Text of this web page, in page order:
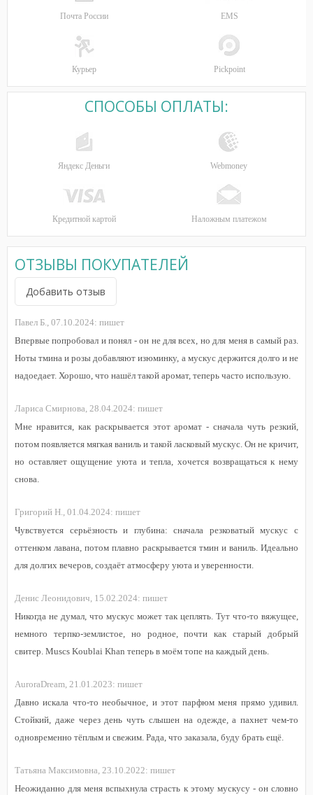
Почта России EMS
Курьер Pickpoint
СПОСОБЫ ОПЛАТЫ:
Яндекс Деньги Webmoney
Кредитной картой Наложным платежом
ОТЗЫВЫ ПОКУПАТЕЛЕЙ
Добавить отзыв
Павел Б., 07.10.2024: пишет
Впервые попробовал и понял - он не для всех, но для меня в самый раз.
Ноты тмина и розы добавляют изюминку, а мускус держится долго и не
надоедает. Хорошо, что нашёл такой аромат, теперь часто использую.
Лариса Смирнова, 28.04.2024: пишет
Мне нравится, как раскрывается этот аромат - сначала чуть резкий,
потом появляется мягкая ваниль и такой ласковый мускус. Он не кричит,
но оставляет ощущение уюта и тепла, хочется возвращаться к нему
снова.
Григорий Н., 01.04.2024: пишет
Чувствуется серьёзность и глубина: сначала резковатый мускус с
оттенком лавана, потом плавно раскрывается тмин и ваниль. Идеально
для долгих вечеров, создаёт атмосферу уюта и уверенности.
Денис Леонидович, 15.02.2024: пишет
Никогда не думал, что мускус может так цеплять. Тут что-то вяжущее,
немного терпко-землистое, но родное, почти как старый добрый
свитер. Muscs Koublai Khan теперь в моём топе на каждый день.
AuroraDream, 21.01.2023: пишет
Давно искала что-то необычное, и этот парфюм меня прямо удивил.
Стойкий, даже через день чуть слышен на одежде, а пахнет чем-то
одновременно тёплым и свежим. Рада, что заказала, буду брать ещё.
Татьяна Максимовна, 23.10.2022: пишет
Неожиданно для меня вспыхнула страсть к этому мускусу - он словно